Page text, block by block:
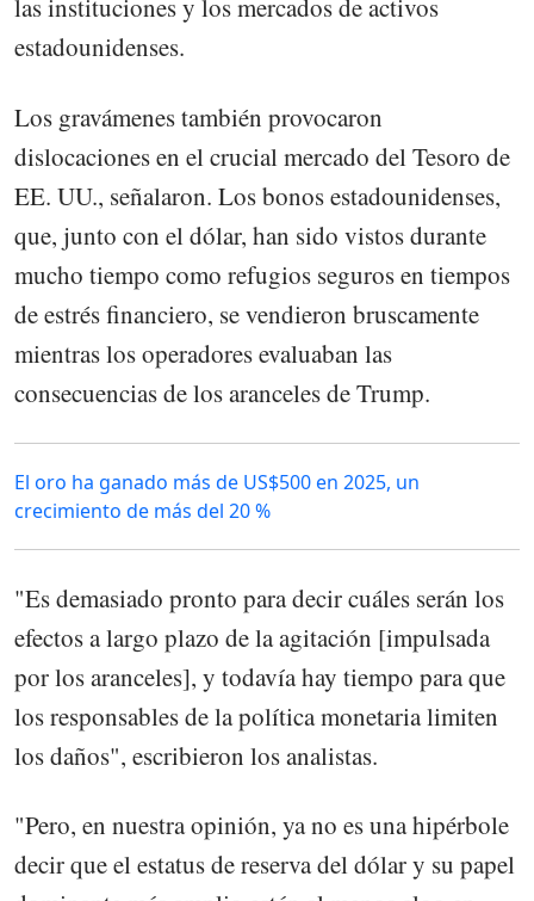
las instituciones y los mercados de activos
estadounidenses.
Los gravámenes también provocaron
dislocaciones en el crucial mercado del Tesoro de
EE. UU., señalaron. Los bonos estadounidenses,
que, junto con el dólar, han sido vistos durante
mucho tiempo como refugios seguros en tiempos
de estrés financiero, se vendieron bruscamente
mientras los operadores evaluaban las
consecuencias de los aranceles de Trump.
El oro ha ganado más de US$500 en 2025, un
crecimiento de más del 20 %
"Es demasiado pronto para decir cuáles serán los
efectos a largo plazo de la agitación [impulsada
por los aranceles], y todavía hay tiempo para que
los responsables de la política monetaria limiten
los daños", escribieron los analistas.
"Pero, en nuestra opinión, ya no es una hipérbole
decir que el estatus de reserva del dólar y su papel